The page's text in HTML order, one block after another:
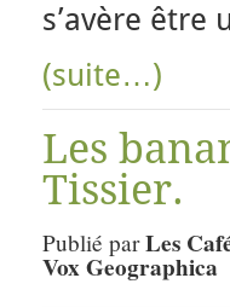
s’avère
(suite…)
Les
Tissier.
Publié parLes
Vox Geographica